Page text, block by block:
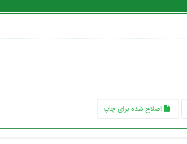
اصلاح شده برای چاپ